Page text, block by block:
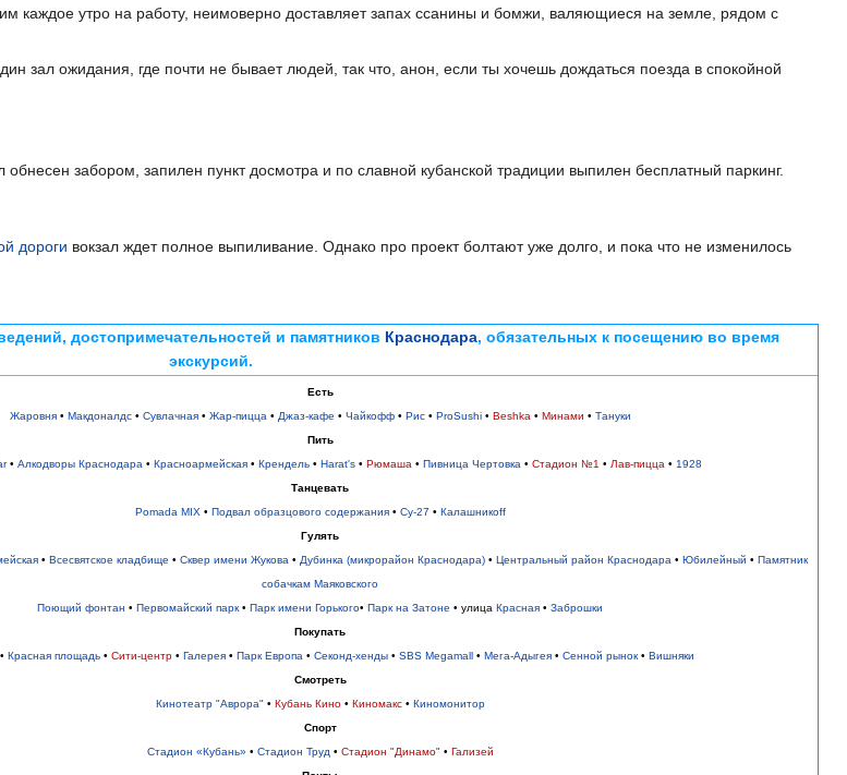
каждое утро на работу, неимоверно доставляет запах ссанины и бомжи, валяющиеся на земле, рядом с
зал ожидания, где почти не бывает людей, так что, анон, если ты хочешь дождаться поезда в спокойной
забором, запилен пункт досмотра и по славной кубанской традиции выпилен бесплатный паркинг.
дороги вокзал ждет полное выпиливание. Однако про проект болтают уже долго, и пока что не изменилось
достопримечательностей и памятников Краснодара, обязательных к посещению во время
экскурсий.
Есть
Жаровня• Макдоналдс• Сувлачная• Жар-пицца• Джаз-кафе • Чайкофф• Рис• ProSushi• Beshka• Минами • Тануки
Пить
• Алкодворы Краснодара • Красноармейская • Крендель • Harat's • Рюмаша • Пивница Чертовка • Стадион №1 • Лав-пицца • 1928
Танцевать
Pomada MIX• Подвал образцового содержания• Су-27 • Калашникоff
Гулять
• Всесвятское кладбище • Сквер имени Жукова • Дубинка (микрорайон Краснодара) • Центральный район Краснодара • Юбилейный • Памятник
собачкам Маяковского
Поющий фонтан • Первомайский парк• Парк имени Горького• Парк на Затоне • улица Красная • Заброшки
Покупать
• Красная площадь • Сити-центр • Галерея • Парк Европа • Секонд-хенды • SBS Megamall • Мега-Адыгея • Сенной рынок• Вишняки
Смотреть
Кинотеатр "Аврора"• Кубань Кино• Киномакс• Киномонитор
Спорт
Стадион «Кубань» • Стадион Труд• Стадион "Динамо"• Гализей